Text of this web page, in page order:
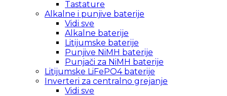
Tastature
Alkalne i punjive baterije
Vidi sve
Alkalne baterije
Litijumske baterije
Punjive NiMH baterije
Punjači za NiMH baterije
Litijumske LiFePO4 baterije
Inverteri za centralno grejanje
Vidi sve